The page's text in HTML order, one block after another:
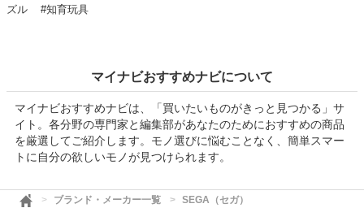
ズル
#知育玩具
マイナビおすすめナビについて
マイナビおすすめナビは、「買いたいものがきっと見つかる」サ
イト。各分野の専門家と編集部があなたのためにおすすめの商品
を厳選してご紹介します。モノ選びに悩むことなく、簡単スマー
トに自分の欲しいモノが見つけられます。
ブランド・メーカー一覧 SEGA（セガ）